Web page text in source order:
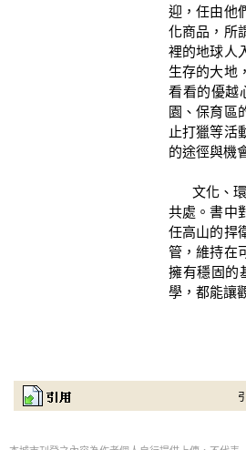
迎，任由他
化商品，所
裡的地球人
生存的大地
看看的優越
園、保育區
止打獵等活
的途徑與機
文化、環
共處。書中
任高山的捍
管，維持在
擁有穩固的
學，都能讓